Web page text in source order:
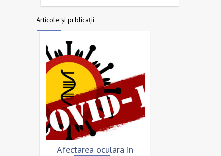
Articole și publicații
Afectarea oculara in